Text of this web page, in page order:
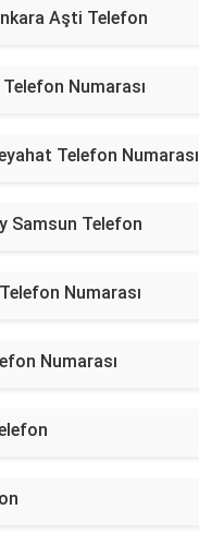
Aşti Telefon
Numarası
Telefon Numarası
Samsun Telefon
Numarası
Numarası